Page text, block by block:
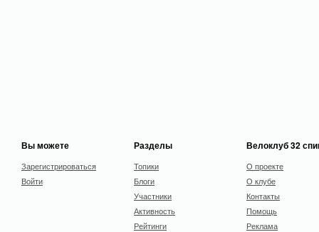
Вы можете
Зарегистрироваться
Войти
Разделы
Топики
Блоги
Участники
Активность
Рейтинги
Велоклуб 32
О проекте
О клубе
Контакты
Помощь
Реклама